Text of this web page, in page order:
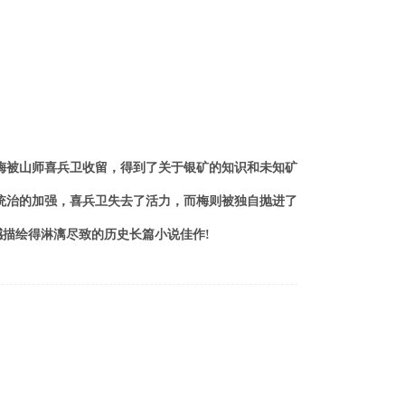
山师喜兵卫收留，得到了关于银矿的知识和未知矿
的加强，喜兵卫失去了活力，而梅则被独自抛进了
绘得淋漓尽致的历史长篇小说佳作!